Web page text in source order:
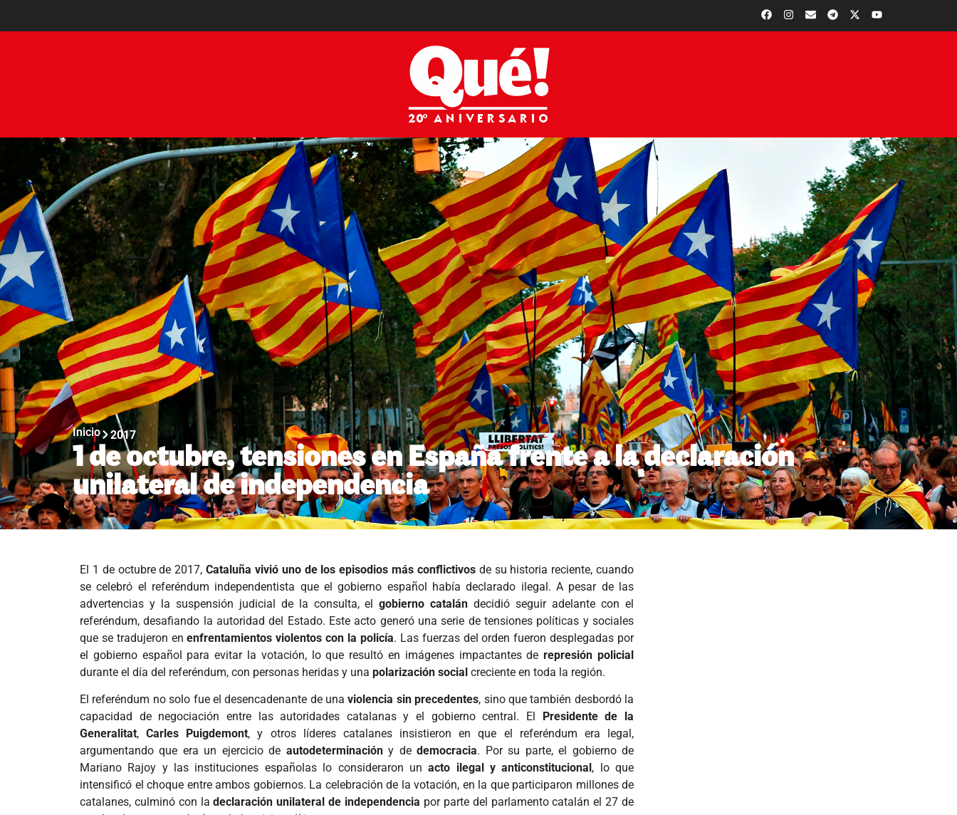
Inicio 2017
1 de octubre, tensiones en España frente a la declaración
unilateral de independencia
El 1 de octubre de 2017, Cataluña vivió uno de los episodios más conflictivosde su historia reciente, cuando
se celebró el referéndum independentista que el gobierno español había declarado ilegal. A pesar de las
advertencias y la suspensión judicial de la consulta, elgobierno catalán decidió seguir adelante con el
referéndum, desafiando la autoridad del Estado. Este acto generó una serie de tensiones políticas y sociales
que se tradujeron enenfrentamientos violentos con la policía. Las fuerzas del orden fueron desplegadas por
el gobierno español para evitar la votación, lo que resultó en imágenes impactantes derepresión policial
durante el día del referéndum, con personas heridas y una polarización social creciente en toda la región.
El referéndum no solo fue el desencadenante de unaviolencia sin precedentes, sino que también desbordó la
capacidad de negociación entre las autoridades catalanas y el gobierno central. El
Presidente de la
Generalitat,Carles Puigdemont, y otros líderes catalanes insistieron en que el referéndum era legal,
argumentando que era un ejercicio de autodeterminacióny dedemocracia. Por su parte, el gobierno de
Mariano Rajoy y las instituciones españolas lo consideraron unacto ilegal y anticonstitucional , lo que
intensificó el choque entre ambos gobiernos. La celebración de la votación, en la que participaron millones de
catalanes, culminó con ladeclaración unilateral de independencia por parte del parlamento catalán el 27 de